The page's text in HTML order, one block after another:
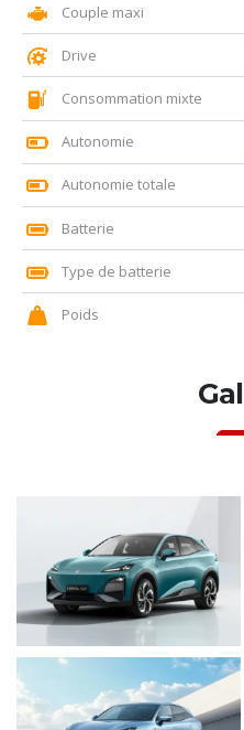
Couple maxi
Drive
Consommation mixte
Autonomie
Autonomie totale
Batterie
Type de batterie
Poids